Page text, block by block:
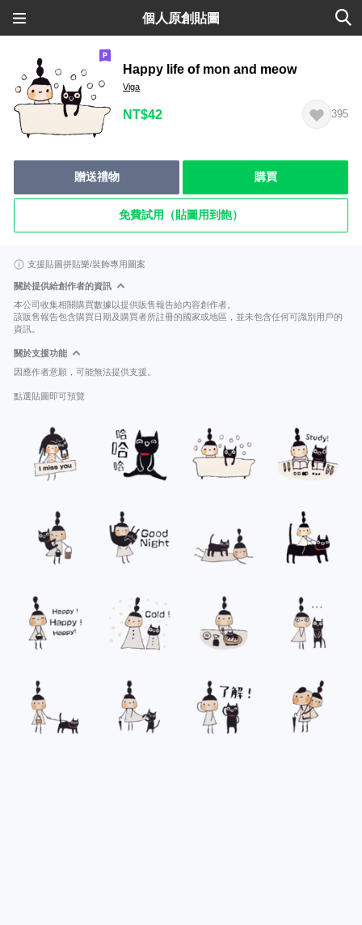
個人原創貼圖
Happy life of mon and meow
Viga
NT$42 395
贈送禮物 購買
免費試用（貼圖用到飽）
支援貼圖拼貼樂/裝飾專用圖案
關於提供給創作者的資訊
本公司收集相關購買數據以提供販售報告給內容創作者。
該販售報告包含購買日期及購買者所註冊的國家或地區，並未包含任何可識別用戶的
資訊。
關於支援功能
因應作者意願，可能無法提供支援。
點選貼圖即可預覽